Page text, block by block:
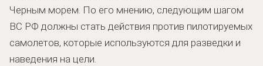
Черным морем. По его мнению, следующим шагом
ВС РФ должны стать действия против пилотируемых
самолетов, которые используются для разведки и
наведения на цели.